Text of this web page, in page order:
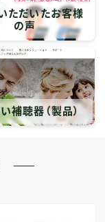
ただいたお客様
の声
補聴器（製品）